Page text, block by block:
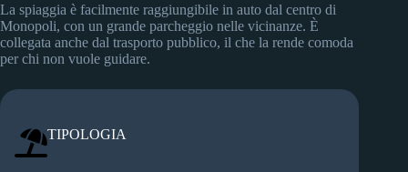
La spiaggia è facilmente raggiungibile in auto dal centro di
Monopoli, con un grande parcheggio nelle vicinanze. È
collegata anche dal trasporto pubblico, il che la rende comoda
per chi non vuole guidare.
TIPOLOGIA